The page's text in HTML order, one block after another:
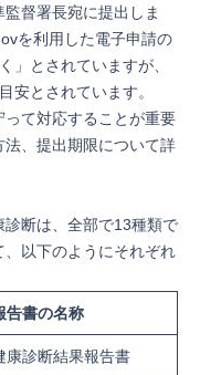
督署長宛に提出しま
を利用した電子申請の
」とされていますが、
安とされています。
て対応することが重要
、提出期限について詳
断は、全部で13種類で
以下のようにそれぞれ
告書の名称
康診断結果報告書